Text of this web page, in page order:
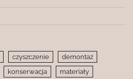
czyszczenie
demontaż
konserwacja materiały